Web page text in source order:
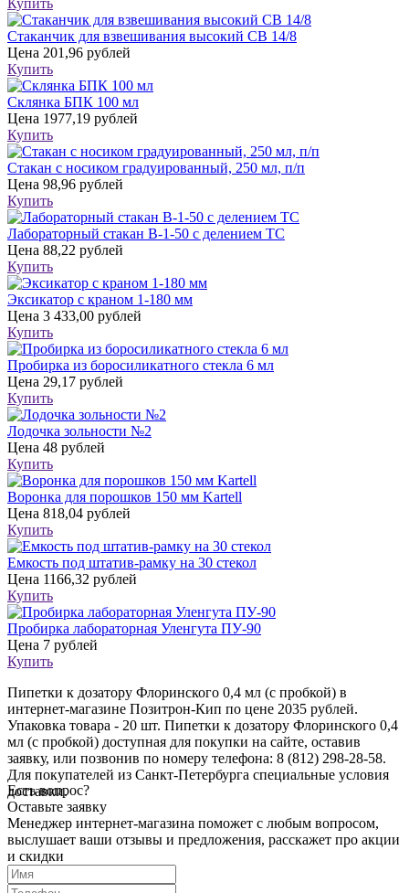
Купить
Стаканчик для взвешивания высокий СВ 14/8
Цена 201,96 рублей
Купить
Склянка БПК 100 мл
Цена 1977,19 рублей
Купить
Стакан с носиком градуированный, 250 мл, п/п
Цена 98,96 рублей
Купить
Лабораторный стакан В-1-50 с делением ТС
Цена 88,22 рублей
Купить
Эксикатор с краном 1-180 мм
Цена 3 433,00 рублей
Купить
Пробирка из боросиликатного стекла 6 мл
Цена 29,17 рублей
Купить
Лодочка зольности №2
Цена 48 рублей
Купить
Воронка для порошков 150 мм Kartell
Цена 818,04 рублей
Купить
Емкость под штатив-рамку на 30 стекол
Цена 1166,32 рублей
Купить
Пробирка лабораторная Уленгута ПУ-90
Цена 7 рублей
Купить
Пипетки к дозатору Флоринского 0,4 мл (с пробкой) в
интернет-магазине Позитрон-Кип по цене 2035 рублей.
Упаковка товара - 20 шт. Пипетки к дозатору Флоринского 0,4
мл (с пробкой) доступная для покупки на сайте, оставив
заявку, или позвонив по номеру телефона: 8 (812) 298-28-58.
Для покупателей из Санкт-Петербурга специальные условия
доставки.
Есть вопрос?
Оставьте заявку
Менеджер интернет-магазина поможет с любым вопросом,
выслушает ваши отзывы и предложения, расскажет про акции
и скидки